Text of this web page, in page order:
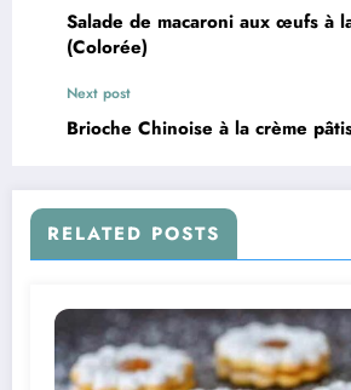
Salade de macaroni aux œufs à
(Colorée)
Next post
Brioche Chinoise à la crème
RELATED POSTS